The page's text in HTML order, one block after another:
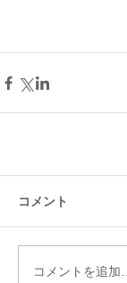
コメント
コメントを追加…